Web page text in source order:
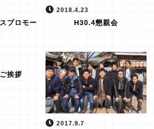
プロモー
2018.4.23
H30.4懇親会
挨拶
2017.9.7